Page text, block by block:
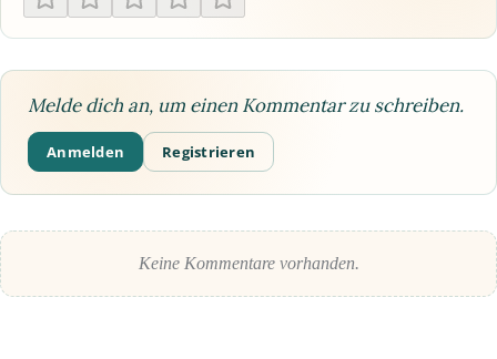
Melde dich an, um einen Kommentar zu schreiben.
Anmelden Registrieren
Keine Kommentare vorhanden.